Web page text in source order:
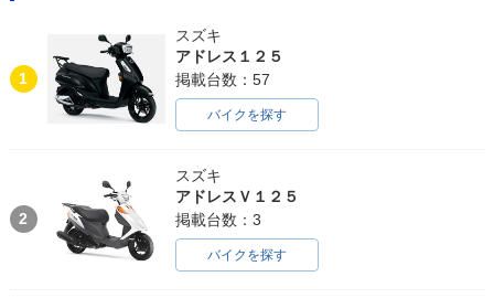
1
スズキ
アドレス１２５
掲載台数：57
バイクを探す
2
スズキ
アドレスＶ１２５
掲載台数：3
バイクを探す